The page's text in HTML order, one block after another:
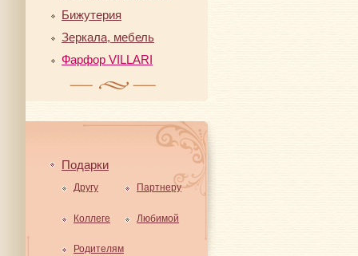
Бижутерия
Зеркала, мебель
Фарфор VILLARI
Подарки
Другу Партнеру
Коллеге Любимой
Родителям